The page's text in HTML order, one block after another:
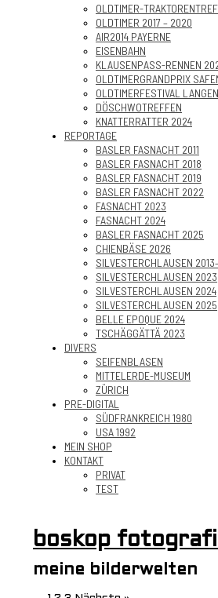
OLDTIMER-
OLDTIMER 2017 – 2020
AIR2014 PAYERNE
EISENBAHN
KLAUSENPASS-RENNEN
OLDTIMERGRANDPRIX
OLDTIMERFESTIVAL
DÖSCHWOTREFFEN
KNATTERRATTER 2024
REPORTAGE
BASLER FASNACHT 2011
BASLER FASNACHT 2018
BASLER FASNACHT 2019
BASLER FASNACHT 2022
FASNACHT 2023
FASNACHT 2024
BASLER FASNACHT 2025
CHIENBÄSE 2026
SILVESTERCHLAUSEN
SILVESTERCHLAUSEN 2023
SILVESTERCHLAUSEN 2024
SILVESTERCHLAUSEN 2025
BELLE EPOQUE 2024
TSCHÄGGÄTTÄ 2023
DIVERS
SEIFENBLASEN
MITTELERDE-MUSEUM
ZÜRICH
PRE-DIGITAL
SÜDFRANKREICH 1980
USA 1992
MEIN SHOP
KONTAKT
PRIVAT
TEST
boskop
meine bilderwelten